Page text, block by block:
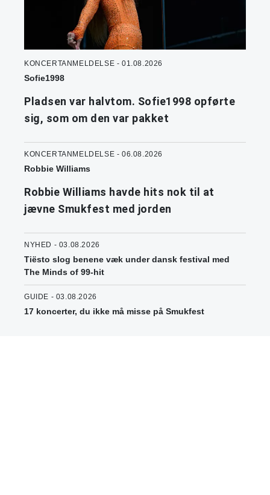
KONCERTANMELDELSE - 01.08.2026
Sofie1998
Pladsen var halvtom. Sofie1998 opførte
sig, som om den var pakket
KONCERTANMELDELSE - 06.08.2026
Robbie Williams
Robbie Williams havde hits nok til at
jævne Smukfest med jorden
NYHED - 03.08.2026
Tiësto slog benene væk under dansk festival med
The Minds of 99-hit
GUIDE - 03.08.2026
17 koncerter, du ikke må misse på Smukfest